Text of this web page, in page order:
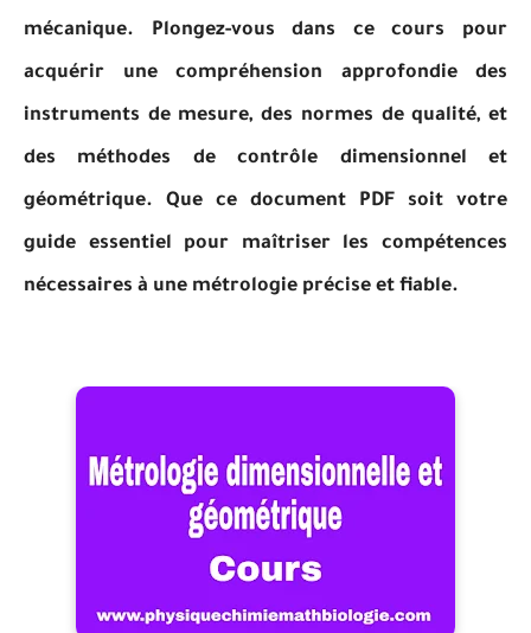
mécanique. Plongez-vous dans ce cours pour
acquérir une compréhension approfondie des
instruments de mesure, des normes de qualité, et
des méthodes de contrôle dimensionnel et
géométrique. Que ce document PDF soit votre
guide essentiel pour maîtriser les compétences
nécessaires à une métrologie précise et fiable.